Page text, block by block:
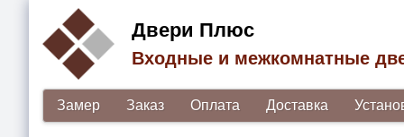
Двери Плюс
Входные и межкомнатные
Замер Заказ Оплата Доставка